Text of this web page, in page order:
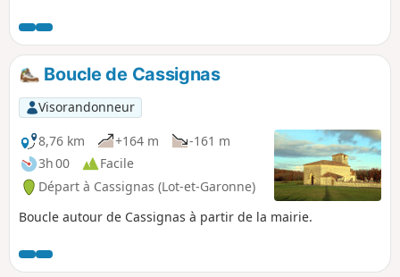
Boucle de Cassignas
Visorandonneur
8,76 km
+164 m
-161 m
3h 00
Facile
Départ à Cassignas (Lot-et-Garonne)
Boucle autour de Cassignas à partir de la mairie.